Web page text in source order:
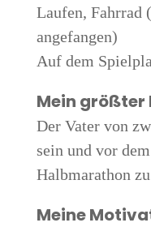
Lau­fen, Fahr­rad
angefangen)
Auf dem
Mein größ­ter
Der Vater von
sein und vor
Halb­ma­ra­thon
Mei­ne